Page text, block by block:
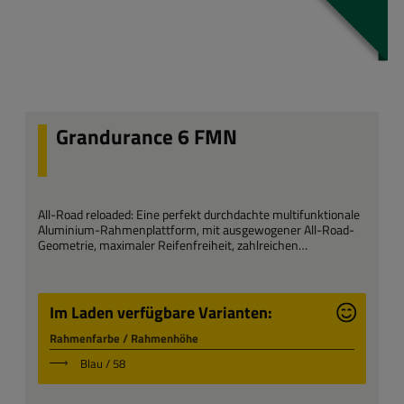
Grandurance 6 FMN
All-Road reloaded: Eine perfekt durchdachte multifunktionale
Aluminium-Rahmenplattform, mit ausgewogener All-Road-
Geometrie, maximaler Reifenfreiheit, zahlreichen
2x10-Gang-Gravel-Komponenten.
Im Laden verfügbare Varianten:
Rahmenfarbe / Rahmenhöhe
Blau / 58